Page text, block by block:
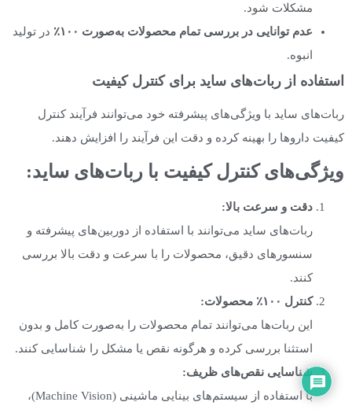
مشکلات شود.
عدم توانایی در بررسی تمام محصولات به‌صورت ۱۰۰٪
در تولید
انبوه.
استفاده از ربات‌های ساید برای کنترل کیفیت
ربات‌های ساید با ویژگی‌های پیشرفته خود می‌توانند فرآیند کنترل
کیفیت داروها را بهینه کرده و دقت این فرآیند را افزایش دهند.
ویژگی‌های کنترل کیفیت با ربات‌های ساید:
دقت و سرعت بالا:
ربات‌های ساید می‌توانند با استفاده از دوربین‌های پیشرفته و
سنسورهای دقیق، محصولات را با سرعت و دقت بالا بررسی
کنند.
کنترل ۱۰۰٪ محصولات
:
این ربات‌ها می‌توانند تمام محصولات را به‌صورت کامل و بدون
استثنا بررسی کرده و هرگونه نقص یا مشکل را شناسایی کنند.
شناسایی نقص‌های ظریف:
با استفاده از سیستم‌های بینایی ماشینی (Machine Vision)،